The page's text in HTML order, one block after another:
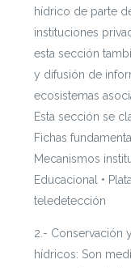
hídrico de parte
instituciones
esta sección
y difusión de
ecosistemas
Esta sección se
Fichas
Mecanismos
Educacional •
teledetección
2.- Conservación
hídricos: Son